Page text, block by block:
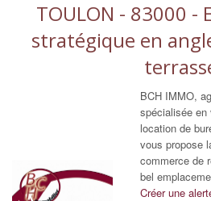
TOULON - 83000 -
stratégique en
BCH IMMO,
spécialisée
location de
vous propose
commerce de
bel
Créer une